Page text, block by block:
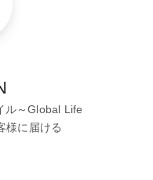
ル～Global Life
様に届ける